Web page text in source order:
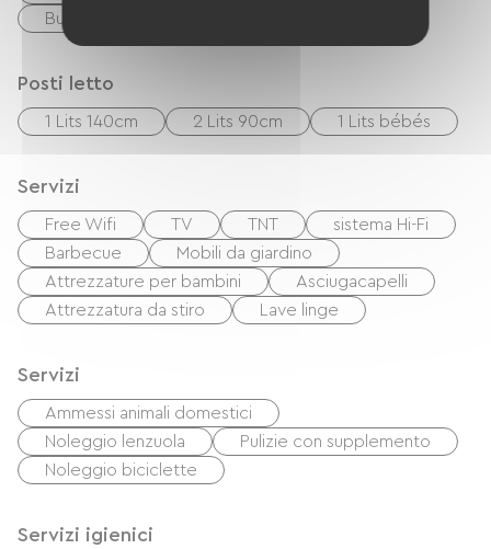
Buoni vacanza (ANCV)
Posti letto
1 Lits 140cm 2 Lits 90cm 1 Lits bébés
Servizi
Free Wifi TV TNT
sistema Hi-Fi
Barbecue
Mobili da giardino
Attrezzature per bambini
Asciugacapelli
Attrezzatura da stiro
Lave linge
Servizi
Ammessi animali domestici
Noleggio lenzuola
Pulizie con supplemento
Noleggio biciclette
Servizi igienici